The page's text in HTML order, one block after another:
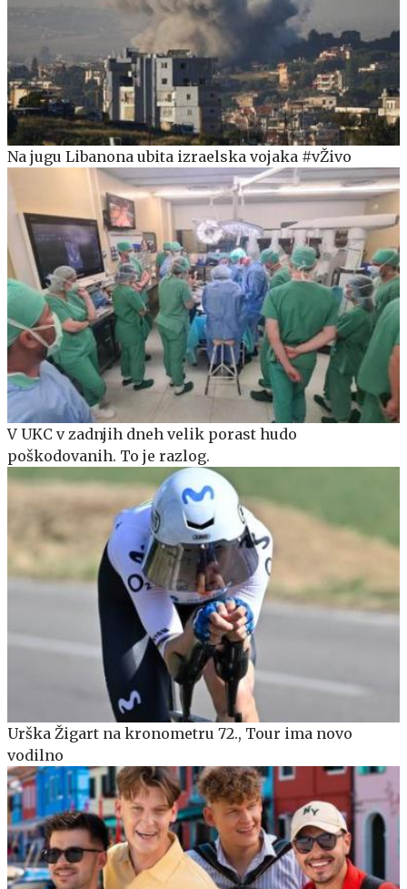
Na jugu Libanona ubita izraelska vojaka #vŽivo
V UKC v zadnjih dneh velik porast hudo
poškodovanih. To je razlog.
Urška Žigart na kronometru 72., Tour ima novo
vodilno